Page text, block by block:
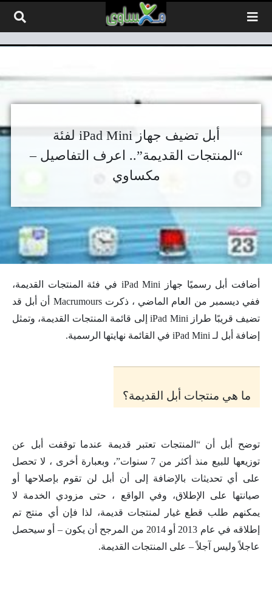
أبل تضيف جهاز iPad Mini لفئة
“المنتجات القديمة”.. اعرف التفاصيل –
مكساوي
أضافت أبل رسميًا جهاز iPad Mini في فئة المنتجات القديمة،
ففي ديسمبر من العام الماضي ، ذكرت Macrumours أن أبل قد
تضيف قريبًا طراز iPad Mini إلى قائمة المنتجات القديمة، وتمثل
إضافة أبل لـ iPad Mini في القائمة نهايتها الرسمية.
ما هي منتجات أبل القديمة؟
توضح أبل أن “المنتجات تعتبر قديمة عندما توقفت أبل عن
توزيعها للبيع منذ أكثر من 7 سنوات”، وبعبارة أخرى ، لا تحصل
على أي تحديثات بالإضافة إلى أن أبل لن تقوم بإصلاحها أو
صيانتها على الإطلاق، وفي الواقع ، حتى مزودي الخدمة لا
يمكنهم طلب قطع غيار لمنتجات قديمة، لذا فإن أي منتج تم
إطلاقه في عام 2013 أو 2014 من المرجح أن يكون – أو سيحصل
عاجلاً وليس آجلاً – على المنتجات القديمة.